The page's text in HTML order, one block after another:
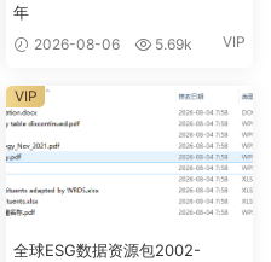
年
2026-08-06 5.69k VIP
全球ESG数据资源包2002-
VIP